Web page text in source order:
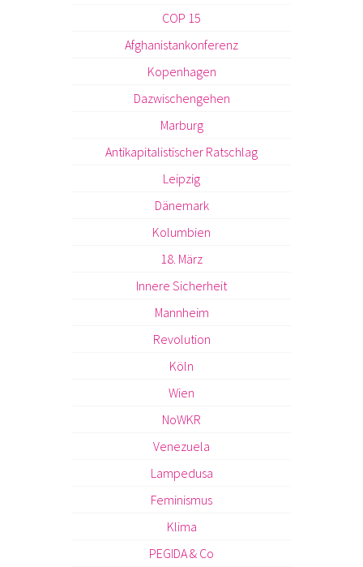
COP 15
Afghanistankonferenz
Kopenhagen
Dazwischengehen
Marburg
Antikapitalistischer Ratschlag
Leipzig
Dänemark
Kolumbien
18. März
Innere Sicherheit
Mannheim
Revolution
Köln
Wien
NoWKR
Venezuela
Lampedusa
Feminismus
Klima
PEGIDA & Co